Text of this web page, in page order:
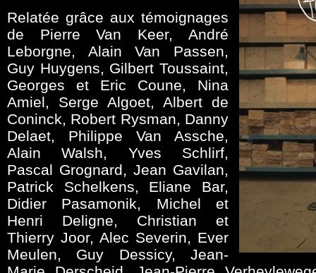
Relatée grâce aux témoignages
de Pierre Van Keer, André
Leborgne, Alain Van Passen,
Guy Huygens, Gilbert Toussaint,
Georges et Eric Coune, Nina
Amiel, Serge Algoet, Albert de
Coninck, Robert Rysman, Danny
Delaet, Philippe Van Assche,
Alain Walsh, Yves Schlirf,
Pascal Grognard, Jean Gavilan,
Patrick Schelkens, Eliane Bar,
Didier Pasamonik, Michel et
Henri Deligne, Christian et
Thierry Joor, Alec Severin, Ever
Meulen, Guy Dessicy, Jean-